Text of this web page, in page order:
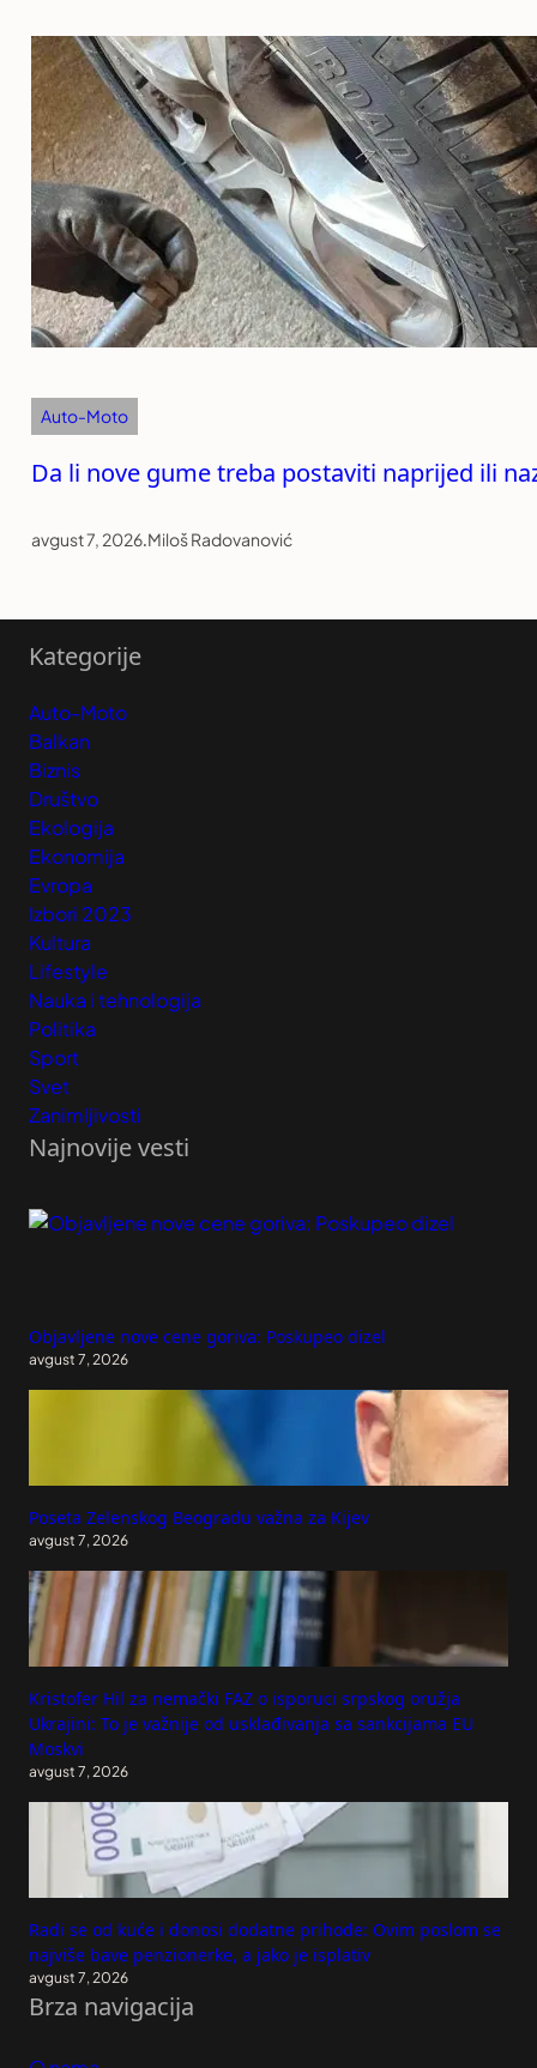
Auto-Moto
Da li nove gume treba postaviti naprijed ili
avgust 7, 2026.Miloš Radovanović
Kategorije
Auto-Moto
Balkan
Biznis
Društvo
Ekologija
Ekonomija
Evropa
Izbori 2023
Kultura
Lifestyle
Nauka i tehnologija
Politika
Sport
Svet
Zanimljivosti
Najnovije vesti
Objavljene nove cene goriva: Poskupeo dizel
avgust 7, 2026
Poseta Zelenskog Beogradu važna za Kijev
avgust 7, 2026
Kristofer Hil za nemački FAZ o isporuci srpskog oružja
Ukrajini: To je važnije od usklađivanja sa sankcijama EU
Moskvi
avgust 7, 2026
Radi se od kuće i donosi dodatne prihode: Ovim poslom se
najviše bave penzionerke, a jako je isplativ
avgust 7, 2026
Brza navigacija